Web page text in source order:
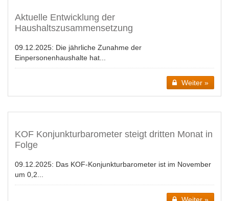
Aktuelle Entwicklung der
Haushaltszusammensetzung
09.12.2025: Die jährliche Zunahme der
Einpersonenhaushalte hat...
Weiter »
KOF Konjunkturbarometer steigt dritten Monat in
Folge
09.12.2025: Das KOF-Konjunkturbarometer ist im November
um 0,2...